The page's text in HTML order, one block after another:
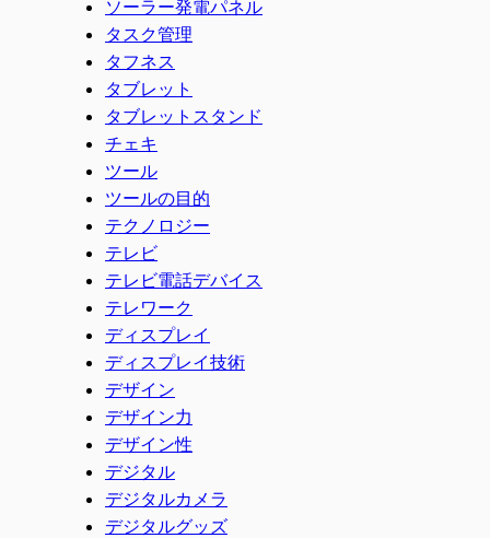
ソーラー発電パネル
タスク管理
タフネス
タブレット
タブレットスタンド
チェキ
ツール
ツールの目的
テクノロジー
テレビ
テレビ電話デバイス
テレワーク
ディスプレイ
ディスプレイ技術
デザイン
デザイン力
デザイン性
デジタル
デジタルカメラ
デジタルグッズ